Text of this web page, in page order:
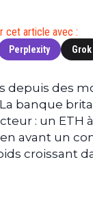
cet article avec :
Perplexity Grok
des
banque
: un ETH
avant un
croissant